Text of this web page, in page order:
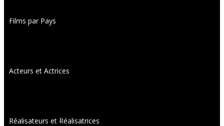
Films par Pays
Acteurs et Actrices
Réalisateurs et Réalisatrices